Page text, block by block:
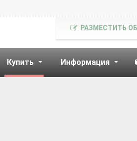
Купить Информация
РАЗМЕСТИТЬ